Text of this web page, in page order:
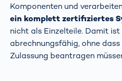
Komponenten und
ein komplett zertifiziertes
nicht als Einzelteile. Damit
abrechnungsfähig, ohne
Zulassung beantragen